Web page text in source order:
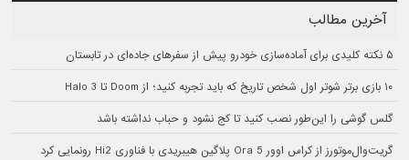
آخرین مطالب
۵ نکته کلیدی برای آماده‌سازی خودرو پیش از سفرهای جاده‌ای در تابستان
۱۰ بازی برتر شوتر اول شخص تاریخ که باید تجربه کنید؛ از Doom تا Halo 3
گلس گوشی را این‌طور نصب کنید تا کج نشود و حباب نداشته باشد
گریت‌وال‌موتورز از کراس اوور Ora 5 پلاگین هیبریدی با فناوری Hi2 رونمایی کرد